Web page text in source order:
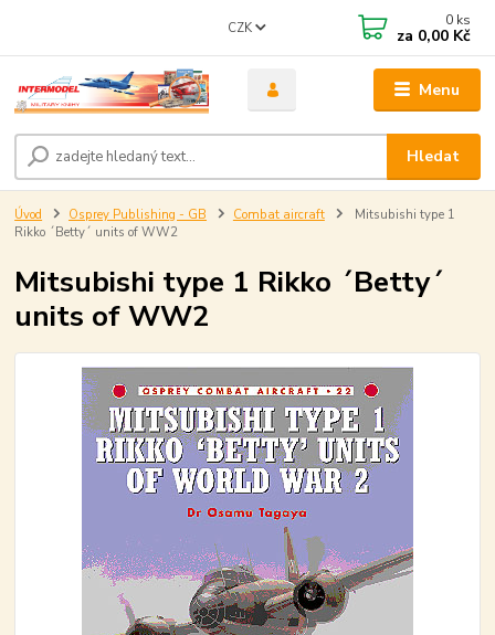
Menu
CZK
Hledat
0 ks
za 0,00 Kč
Úvod Osprey Publishing - GB Combat aircraft
Mitsubishi type 1
Rikko ´Betty´ units of WW2
Mitsubishi type 1 Rikko ´Betty´
units of WW2